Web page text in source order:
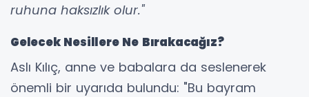
ruhuna haksızlık olur."
Gelecek Nesillere Ne Bırakacağız?
Aslı Kılıç, anne ve babalara da seslenerek
önemli bir uyarıda bulundu: "Bu bayram